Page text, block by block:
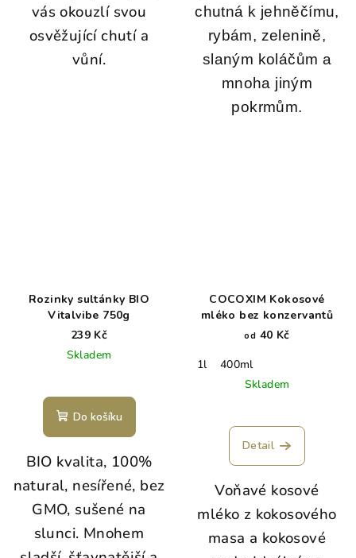
vás okouzlí svou
osvěžující chutí a
vůní.
chutná k jehněčímu,
rybám, zelenině,
slaným koláčům a
mnoha jiným
pokrmům.
Rozinky sultánky BIO
Vitalvibe 750g
239 Kč
Skladem
Do košíku
BIO kvalita, 100%
natural, nesířené, bez
GMO, sušené na
slunci. Mnohem
COCOXIM Kokosové
mléko bez konzervantů
od 40 Kč
1l
400ml
Skladem
Detail
Voňavé kosové
mléko z kokosového
masa a kokosové